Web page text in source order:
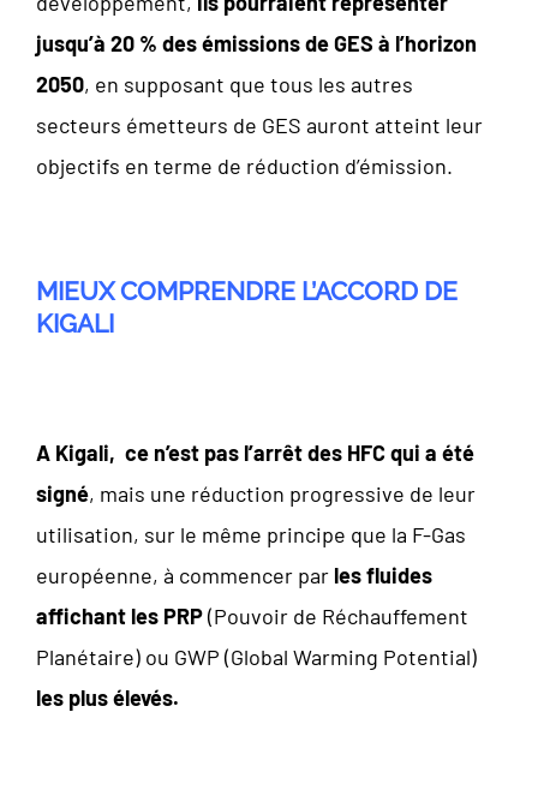
jusqu’à 20 % des émissions de GES à l’horizon
2050, en supposant que tous les autres
secteurs émetteurs de GES auront atteint leur
objectifs en terme de réduction d’émission.
MIEUX COMPRENDRE L’ACCORD DE
KIGALI
A Kigali, ce n’est pas l’arrêt des HFC qui a été
signé, mais une réduction progressive de leur
utilisation, sur le même principe que la F-Gas
européenne, à commencer par les fluides
affichant les PRP(Pouvoir de Réchauffement
Planétaire) ou GWP (Global Warming Potential)
les plus élevés.